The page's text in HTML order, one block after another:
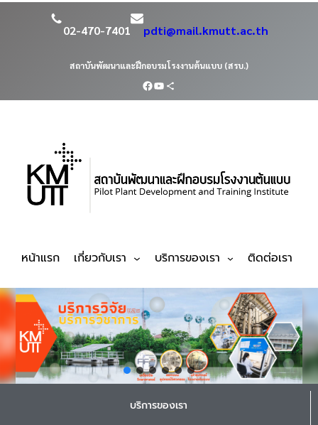
02-470-7401 pdti@mail.kmutt.ac.th
สถาบันพัฒนาและฝึกอบรมโรงงานต้นแบบ (สรบ.)
หน้าแรก เกี่ยวกับเรา บริการของเรา ติดต่อเรา
บริการของเรา